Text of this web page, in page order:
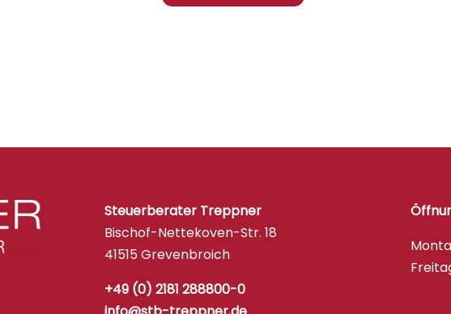
Steuerberater Treppner
Bischof-Nettekoven-Str. 18
41515 Grevenbroich
+49 (0) 2181 288800-0